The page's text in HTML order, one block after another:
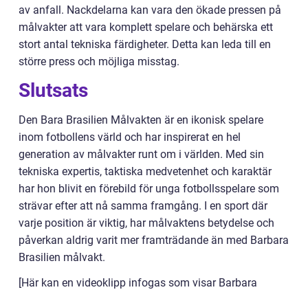
av anfall. Nackdelarna kan vara den ökade pressen på
målvakter att vara komplett spelare och behärska ett
stort antal tekniska färdigheter. Detta kan leda till en
större press och möjliga misstag.
Slutsats
Den Bara Brasilien Målvakten är en ikonisk spelare
inom fotbollens värld och har inspirerat en hel
generation av målvakter runt om i världen. Med sin
tekniska expertis, taktiska medvetenhet och karaktär
har hon blivit en förebild för unga fotbollsspelare som
strävar efter att nå samma framgång. I en sport där
varje position är viktig, har målvaktens betydelse och
påverkan aldrig varit mer framträdande än med Barbara
Brasilien målvakt.
[Här kan en videoklipp infogas som visar Barbara